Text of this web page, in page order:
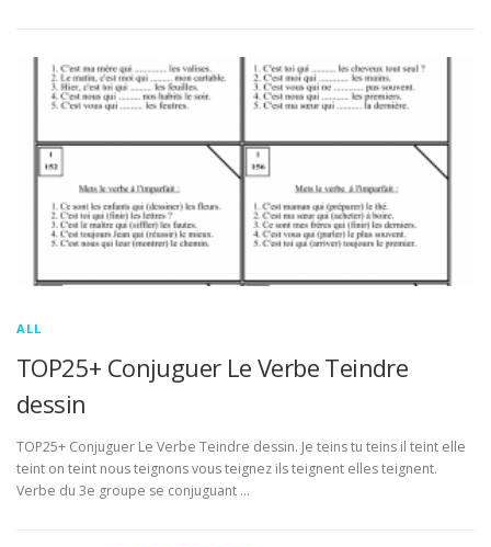
ALL
TOP25+ Conjuguer Le Verbe Teindre
dessin
TOP25+ Conjuguer Le Verbe Teindre dessin. Je teins tu teins il teint elle
teint on teint nous teignons vous teignez ils teignent elles teignent.
Verbe du 3e groupe se conjuguant …